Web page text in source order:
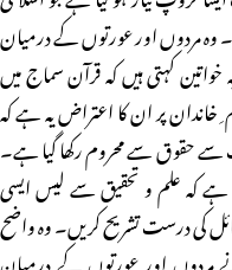
وہ مردوں اور عورتوں کے درمیان
کہتی ہیں کہ قرآن سماج میں
خاندان پر ان کا اعتراض یہ ہے کہ
سے حقوق سے محروم رکھا گیا ہے۔
علم و تحقیق سے لیس ایسی
کی درست تشریح کریں۔ وہ واضح
اور عورتوں کے درمیان